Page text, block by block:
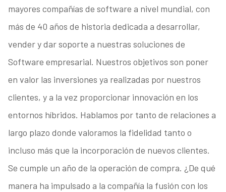
mayores compañías de software a nivel mundial, con
más de 40 años de historia dedicada a desarrollar,
vender y dar soporte a nuestras soluciones de
Software empresarial. Nuestros objetivos son poner
en valor las inversiones ya realizadas por nuestros
clientes, y a la vez proporcionar innovación en los
entornos híbridos. Hablamos por tanto de relaciones a
largo plazo donde valoramos la fidelidad tanto o
incluso más que la incorporación de nuevos clientes.
Se cumple un año de la operación de compra. ¿De qué
manera ha impulsado a la compañía la fusión con los